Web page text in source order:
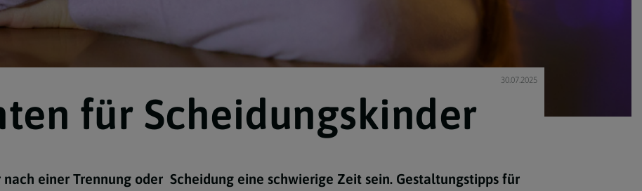
Navigation schließen
30.07.2025
für Scheidungskinder
einer Trennung oder Scheidung eine schwierige Zeit sein. Gestaltungstipps für